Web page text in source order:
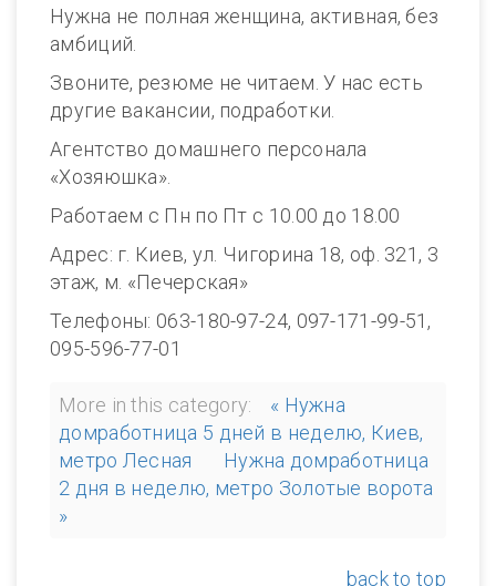
Нужна не полная женщина, активная, без
амбиций.
Звоните, резюме не читаем. У нас есть
другие вакансии, подработки.
Агентство домашнего персонала
«Хозяюшка».
Работаем с Пн по Пт с 10.00 до 18.00
Адрес: г. Киев, ул. Чигорина 18, оф. 321, 3
этаж, м. «Печерская»
Телефоны: 063-180-97-24, 097-171-99-51,
095-596-77-01
More in this category:
« Нужна
домработница 5 дней в неделю, Киев,
метро Лесная
Нужна домработница
2 дня в неделю, метро Золотые ворота
»
back to top